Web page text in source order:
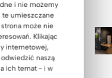
i nie możemy
te umieszczane
może nie
Klikając
internetowej,
naszą
ich temat - i w